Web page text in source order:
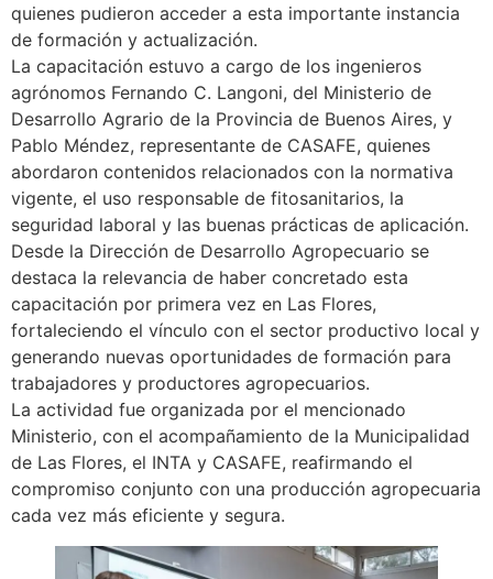
quienes pudieron acceder a esta importante instancia
de formación y actualización.
La capacitación estuvo a cargo de los ingenieros
agrónomos Fernando C. Langoni, del Ministerio de
Desarrollo Agrario de la Provincia de Buenos Aires, y
Pablo Méndez, representante de CASAFE, quienes
abordaron contenidos relacionados con la normativa
vigente, el uso responsable de fitosanitarios, la
seguridad laboral y las buenas prácticas de aplicación.
Desde la Dirección de Desarrollo Agropecuario se
destaca la relevancia de haber concretado esta
capacitación por primera vez en Las Flores,
fortaleciendo el vínculo con el sector productivo local y
generando nuevas oportunidades de formación para
trabajadores y productores agropecuarios.
La actividad fue organizada por el mencionado
Ministerio, con el acompañamiento de la Municipalidad
de Las Flores, el INTA y CASAFE, reafirmando el
compromiso conjunto con una producción agropecuaria
cada vez más eficiente y segura.